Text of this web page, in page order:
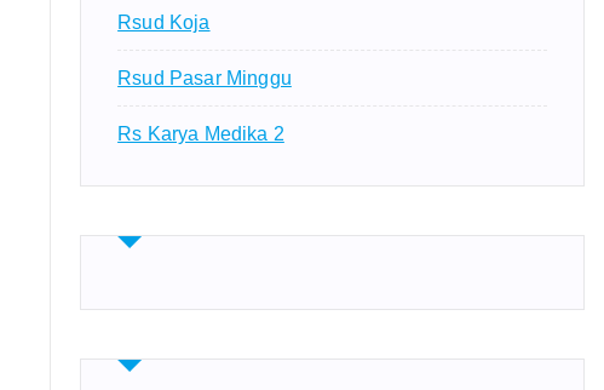
Rsud Koja
Rsud Pasar Minggu
Rs Karya Medika 2